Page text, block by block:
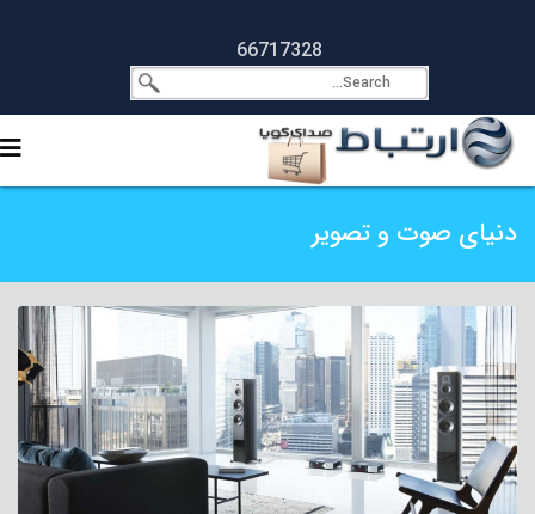
66717328
دنیای صوت و تصویر